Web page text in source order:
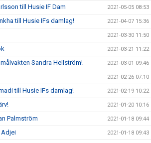
till Husie IF Dam 2021-05-05 08:53
till Husie IFs damlag! 2021-04-07 15:36
2021-03-30 11:50
2021-03-21 11:22
Sandra Hellström! 2021-03-01 09:46
2021-02-26 07:10
till Husie IFs damlag! 2021-02-19 10:22
2021-01-20 10:16
Palmström 2021-01-18 09:44
Adjei 2021-01-18 09:43